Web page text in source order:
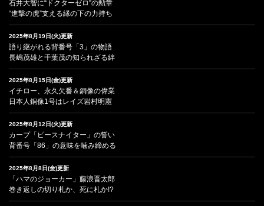
石井大智に“ドクターゼロ”の勲章
“進撃の虎”支える縁の下の力持ち
2025年8月19日(火)更新
語り継がれる背番号「3」の物語
長嶋茂雄と千葉茂の知られざる絆
2025年8月15日(金)更新
イチロー、永久欠番＆銅像の偉業
日本人銅像1号はレイズ岩村明憲
2025年8月12日(火)更新
カープ「ピースナイター」の誓い
背番号「86」の意味を噛み締める
2025年8月8日(金)更新
「ハマのジョーカー」藤浪晋太郎
巻き返しの切り札か、死に札か!?